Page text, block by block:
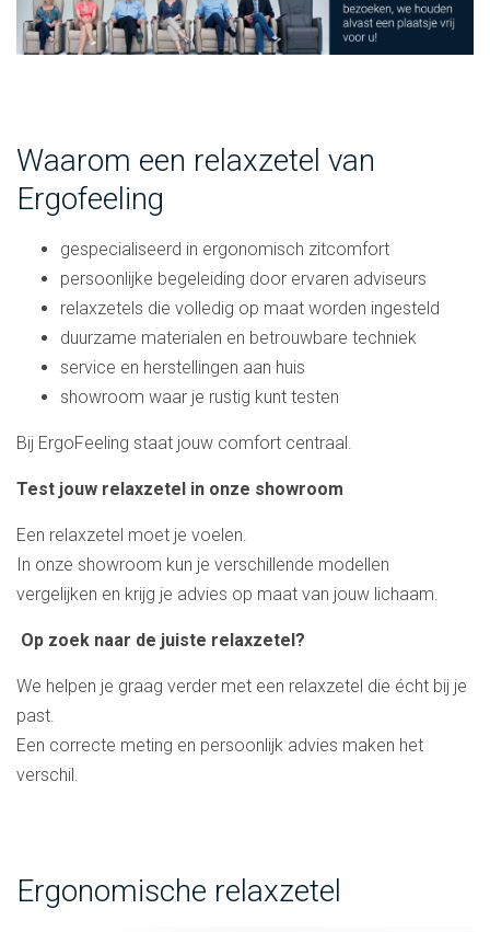
Waarom een relaxzetel van
Ergofeeling
gespecialiseerd in ergonomisch zitcomfort
persoonlijke begeleiding door ervaren adviseurs
relaxzetels die volledig op maat worden ingesteld
duurzame materialen en betrouwbare techniek
service en herstellingen aan huis
showroom waar je rustig kunt testen
Bij ErgoFeeling staat jouw comfort centraal.
Test jouw relaxzetel in onze showroom
Een relaxzetel moet je voelen.
In onze showroom kun je verschillende modellen
vergelijken en krijg je advies op maat van jouw lichaam.
Op zoek naar de juiste relaxzetel?
We helpen je graag verder met een relaxzetel die écht bij je
past.
Een correcte meting en persoonlijk advies maken het
verschil.
Ergonomische relaxzetel